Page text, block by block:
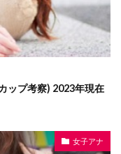
ップ考察) 2023年現在
女子アナ